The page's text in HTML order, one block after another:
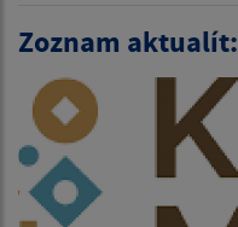
Zoznam aktualít: